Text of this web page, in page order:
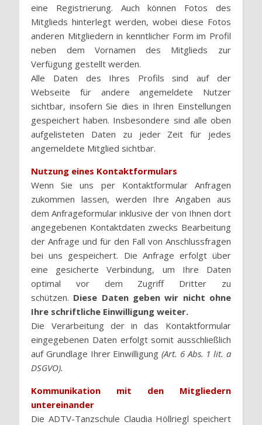
eine Registrierung. Auch können Fotos des
Mitglieds hinterlegt werden, wobei diese Fotos
anderen Mitgliedern in kenntlicher Form im Profil
neben dem Vornamen des Mitglieds zur
Verfügung gestellt werden.
Alle Daten des Ihres Profils sind auf der
Webseite für andere angemeldete Nutzer
sichtbar, insofern Sie dies in Ihren Einstellungen
gespeichert haben. Insbesondere sind alle oben
aufgelisteten Daten zu jeder Zeit für jedes
angemeldete Mitglied sichtbar.
Nutzung eines Kontaktformulars
Wenn Sie uns per Kontaktformular Anfragen
zukommen lassen, werden Ihre Angaben aus
dem Anfrageformular inklusive der von Ihnen dort
angegebenen Kontaktdaten zwecks Bearbeitung
der Anfrage und für den Fall von Anschlussfragen
bei uns gespeichert. Die Anfrage erfolgt über
eine gesicherte Verbindung, um Ihre Daten
optimal vor dem Zugriff Dritter zu
schützen. Diese Daten geben wir nicht ohne
Ihre schriftliche Einwilligung weiter.
Die Verarbeitung der in das Kontaktformular
eingegebenen Daten erfolgt somit ausschließlich
auf Grundlage Ihrer Einwilligung (Art. 6 Abs. 1 lit. a
DSGVO).
Kommunikation mit den Mitgliedern
untereinander
Die ADTV-Tanzschule Claudia Höllriegl speichert